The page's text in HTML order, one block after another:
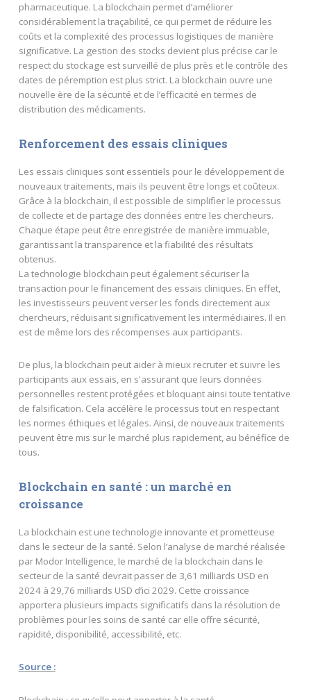
pharmaceutique. La blockchain permet d’améliorer
considérablement la traçabilité, ce qui permet de réduire les
coûts et la complexité des processus logistiques de manière
significative. La gestion des stocks devient plus précise car le
respect du stockage est surveillé de plus près et le contrôle des
dates de péremption est plus strict. La blockchain ouvre une
nouvelle ère de la sécurité et de l’efficacité en termes de
distribution des médicaments.
Renforcement des essais cliniques
Les essais cliniques sont essentiels pour le développement de
nouveaux traitements, mais ils peuvent être longs et coûteux.
Grâce à la blockchain, il est possible de simplifier le processus
de collecte et de partage des données entre les chercheurs.
Chaque étape peut être enregistrée de manière immuable,
garantissant la transparence et la fiabilité des résultats
obtenus.
La technologie blockchain peut également sécuriser la
transaction pour le financement des essais cliniques. En effet,
les investisseurs peuvent verser les fonds directement aux
chercheurs, réduisant significativement les intermédiaires. Il en
est de même lors des récompenses aux participants.
De plus, la blockchain peut aider à mieux recruter et suivre les
participants aux essais, en s'assurant que leurs données
personnelles restent protégées et bloquant ainsi toute tentative
de falsification. Cela accélère le processus tout en respectant
les normes éthiques et légales. Ainsi, de nouveaux traitements
peuvent être mis sur le marché plus rapidement, au bénéfice de
tous.
Blockchain en santé : un marché en
croissance
La blockchain est une technologie innovante et prometteuse
dans le secteur de la santé. Selon l’analyse de marché réalisée
par Modor Intelligence, le marché de la blockchain dans le
secteur de la santé devrait passer de 3,61 milliards USD en
2024 à 29,76 milliards USD d’ici 2029. Cette croissance
apportera plusieurs impacts significatifs dans la résolution de
problèmes pour les soins de santé car elle offre sécurité,
rapidité, disponibilité, accessibilité, etc.
Source :